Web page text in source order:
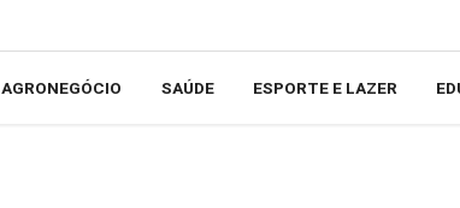
AGRONEGÓCIO SAÚDE ESPORTE E LAZER